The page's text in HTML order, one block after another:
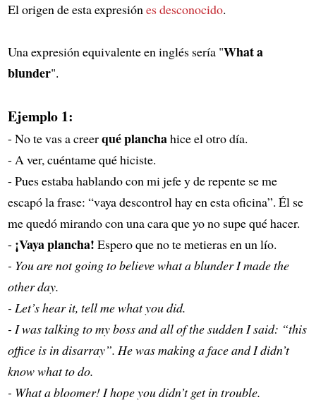
El origen de esta expresión es desconocido.
Una expresión equivalente en inglés sería "What a
blunder".
Ejemplo 1:
- No te vas a creerqué planchahice el otro día.
- A ver, cuéntame qué hiciste.
- Pues estaba hablando con mi jefe y de repente se me
escapó la frase: “vaya descontrol hay en esta oficina”. Él se
me quedó mirando con una cara que yo no supe qué hacer.
- ¡Vaya plancha! Espero que no te metieras en un lío.
- You are not going to believe what a blunder I made the
other day.
- Let’s hear it, tell me what you did.
- I was talking to my boss and all of the sudden I said: “this
office is in disarray”. He was making a face and I didn’t
know what to do.
- What a bloomer! I hope you didn’t get in trouble.